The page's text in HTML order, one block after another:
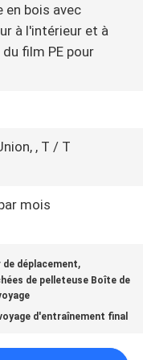
en bois avec
à l'intérieur et à
film PE pour
, T / T
mois
de déplacement,
de pelleteuse Boîte de
d'entraînement final